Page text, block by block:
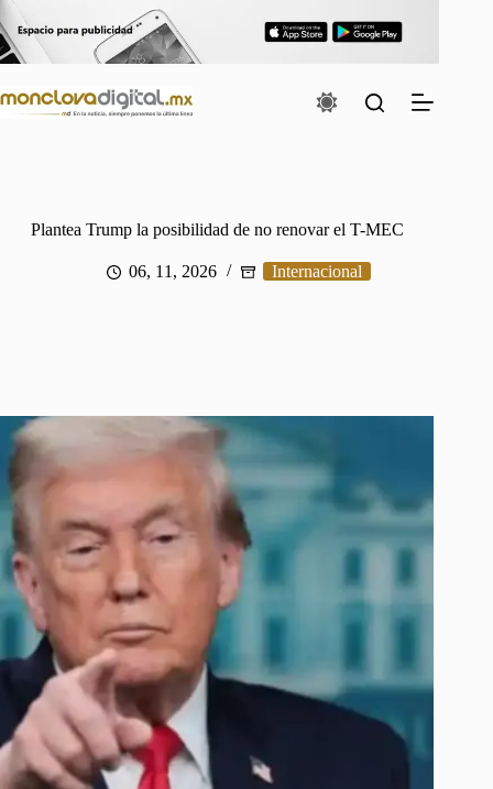
al
contenido
Plantea Trump la posibilidad de no renovar el T-MEC
06, 11, 2026 Internacional